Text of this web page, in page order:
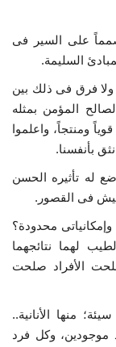
على السير فى
السليمة.
ولا فرق فى ذلك بين
المؤمن بمثله
ومنتجاً، واعلموا
بأنفسنا.
له تأثيره الحسن
فى القصور.
محدودة؟
لهما نتائجهما
صلحت الأفراد صلحت
منها الأنانية..
موجودين، وكل فرد